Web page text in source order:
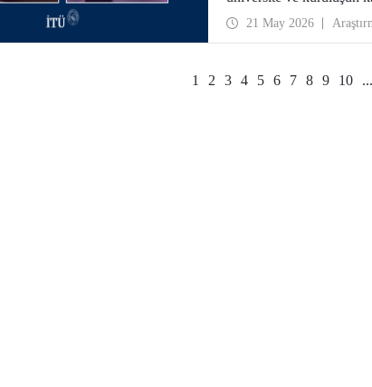
21 May 2026
1 2 3 4 5 6 7 8 9 10 ...